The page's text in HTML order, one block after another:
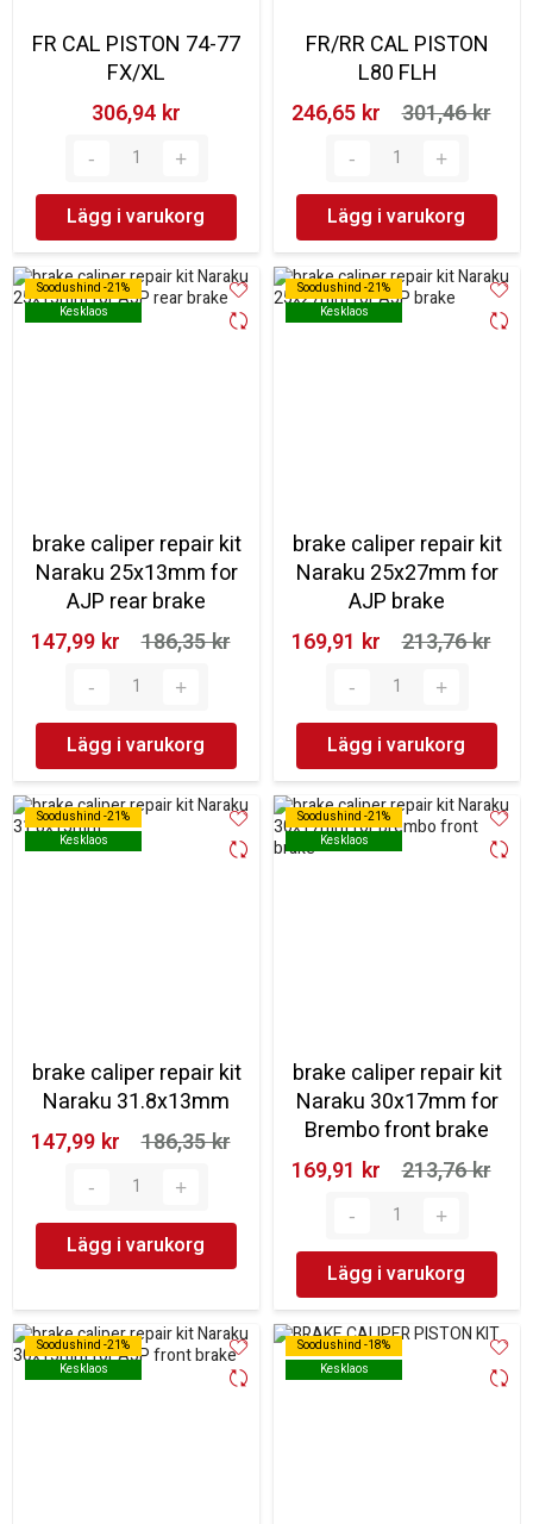
FR CAL PISTON 74-77
FX/XL
306,94 kr‎
Lägg i varukorg
FR/RR CAL PISTON
L80 FLH
246,65 kr‎
301,46 kr‎
Lägg i varukorg
Soodushind -21%
Kesklaos
Soodushind -21%
Kesklaos
brake caliper repair kit
Naraku 25x13mm for
AJP rear brake
147,99 kr‎
186,35 kr‎
Lägg i varukorg
Soodushind -21%
Kesklaos
Soodushind -21%
Kesklaos
brake caliper repair kit
Naraku 25x27mm for
AJP brake
169,91 kr‎
213,76 kr‎
Lägg i varukorg
Soodushind -21%
Kesklaos
Soodushind -21%
Kesklaos
brake caliper repair kit
Naraku 31.8x13mm
147,99 kr‎
186,35 kr‎
Lägg i varukorg
Soodushind -21%
Kesklaos
Soodushind -21%
Kesklaos
brake caliper repair kit
Naraku 30x17mm for
Brembo front brake
169,91 kr‎
213,76 kr‎
Lägg i varukorg
Soodushind -21%
Kesklaos
Soodushind -21%
Kesklaos
Soodushind -18%
Kesklaos
Soodushind -18%
Kesklaos